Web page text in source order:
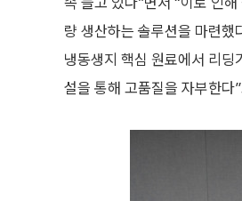
량 생산하는 솔루션을 마련했
냉동생지 핵심 원료에서 리딩
설을 통해 고품질을 자부한다